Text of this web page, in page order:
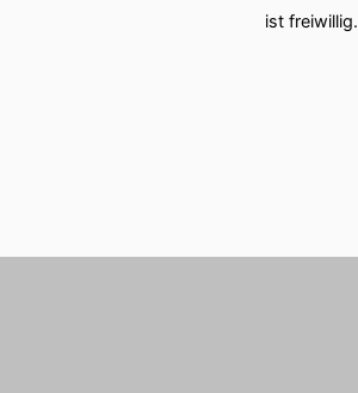
ist freiwillig.